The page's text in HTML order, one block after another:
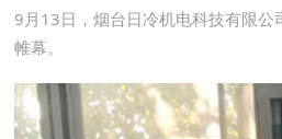
9月13日，烟台日冷机电科技有限公
帷幕。